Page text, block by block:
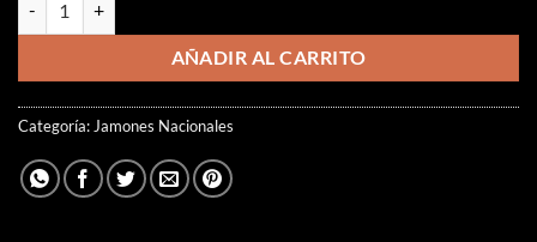
AÑADIR AL CARRITO
Categoría: Jamones Nacionales